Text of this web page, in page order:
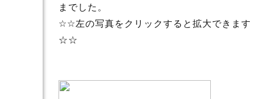
までした。
☆☆左の写真をクリックすると拡大できます
☆☆